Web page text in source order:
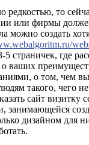
редкостью, то
или фирмы
можно создать
страничек, где
о ваших
о том, чем
такого, чего
сайт визитку
занимающейся
дизайном для